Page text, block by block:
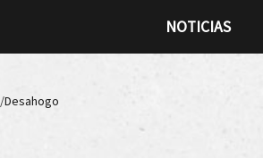
NOTICIAS
/Desahogo